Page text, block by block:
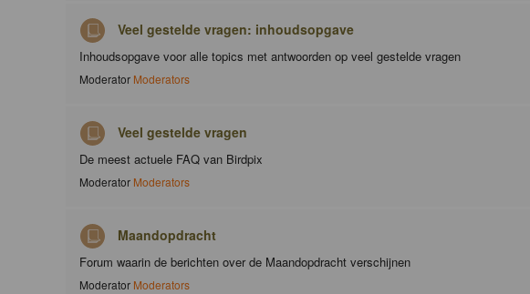
Veel gestelde vragen: inhoudsopgave
Inhoudsopgave voor alle topics met antwoorden op veel gestelde vragen
Moderator Moderators
Veel gestelde vragen
De meest actuele FAQ van Birdpix
Moderator Moderators
Maandopdracht
Forum waarin de berichten over de Maandopdracht verschijnen
Moderator Moderators